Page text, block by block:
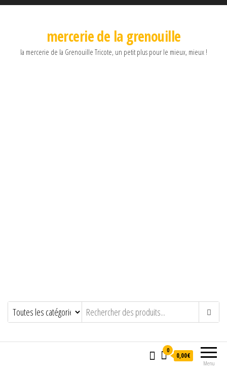
mercerie de la grenouille
la mercerie de la Grenouille Tricote, un petit plus pour le mieux, mieux !
Menu
0
0,00€